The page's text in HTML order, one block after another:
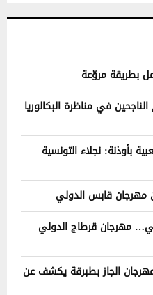
بطريقة مروّعة
في مناظرة البكالوريا
بأوذنة: نجلاء التونسية
مهرجان قابس الدولي
مهرجان قرطاج الدولي
الجاز بطبرقة يكشف عن